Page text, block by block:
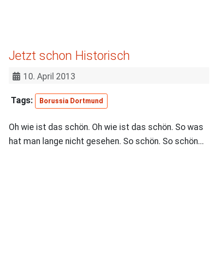
Jetzt schon Historisch
10. April 2013
Borussia Dortmund
Oh wie ist das schön. Oh wie ist das schön. So was
hat man lange nicht gesehen. So schön. So schön...